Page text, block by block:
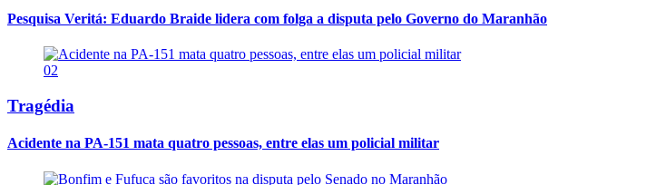
Pesquisa Veritá: Eduardo Braide lidera com folga a disputa pelo Governo do Maranhão
02
Tragédia
Acidente na PA-151 mata quatro pessoas, entre elas um policial militar